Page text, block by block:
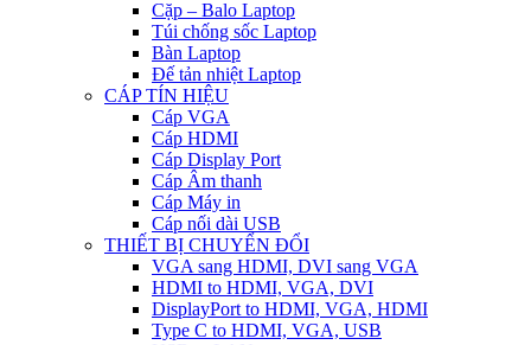
Cặp – Balo Laptop
Túi chống sốc Laptop
Bàn Laptop
Đế tản nhiệt Laptop
CÁP TÍN HIỆU
Cáp VGA
Cáp HDMI
Cáp Display Port
Cáp Âm thanh
Cáp Máy in
Cáp nối dài USB
THIẾT BỊ CHUYỂN ĐỔI
VGA sang HDMI, DVI sang VGA
HDMI to HDMI, VGA, DVI
DisplayPort to HDMI, VGA, HDMI
Type C to HDMI, VGA, USB